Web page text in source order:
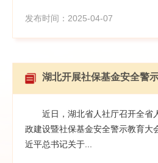
发布时间：2025-04-07
湖北开展社保基金安全警
近日，湖北省人社厅召开全省
政建设暨社保基金安全警示教育大
近平总书记关于...